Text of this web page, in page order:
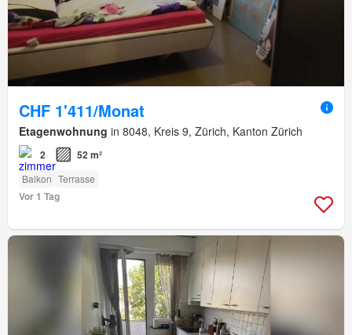
CHF 1'411/Monat
Etagenwohnung in 8048, Kreis 9, Zürich, Kanton Zürich
2 52 m²
Balkon Terrasse
Vor 1 Tag